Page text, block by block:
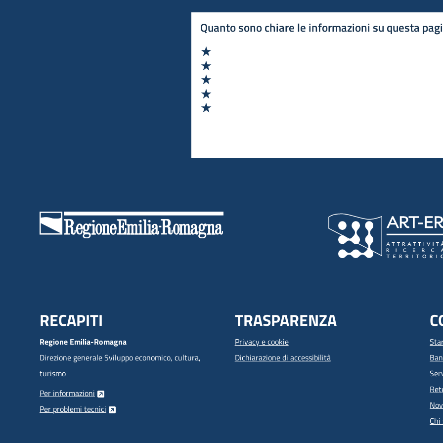
Quanto sono chiare le informazioni su questa
Menu Footer
RECAPITI
Regione Emilia-Romagna
Direzione generale Sviluppo economico, cultura,
turismo
Per informazioni
Per problemi tecnici
TRASPARENZA
Privacy e cookie
Dichiarazione di accessibilità